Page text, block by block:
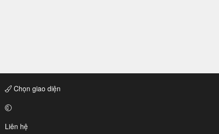
Chọn giao diện
Liên hệ